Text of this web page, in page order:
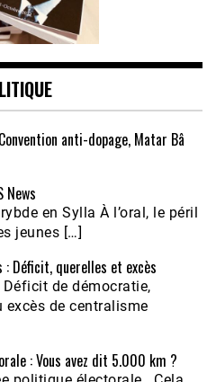
anti-dopage, Matar Bâ
News
en Sylla À l’oral, le péril
jeunes […]
Déficit, querelles et excès
de démocratie,
excès de centralisme
: Vous avez dit 5.000 km ?